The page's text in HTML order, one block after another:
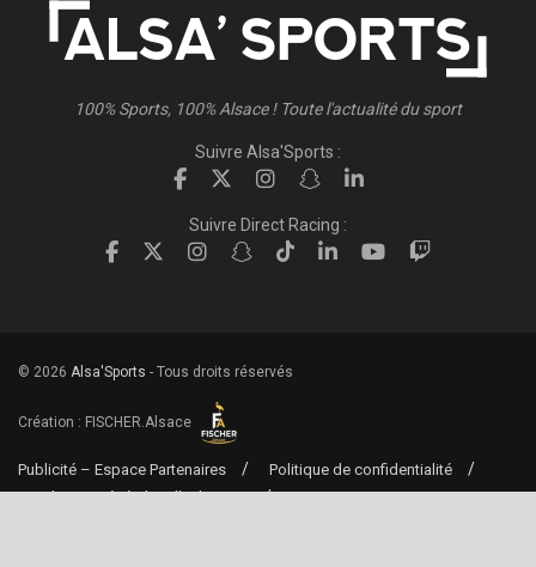
100% Sports, 100% Alsace ! Toute l'actualité du sport
Suivre Alsa'Sports :
Suivre Direct Racing :
© 2026 Alsa'Sports - Tous droits réservés
Création : FISCHER.Alsace
Publicité – Espace Partenaires
Politique de confidentialité
Conditions générales d’utilisation